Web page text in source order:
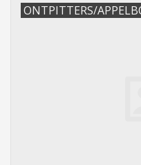
ONTPITTERS/